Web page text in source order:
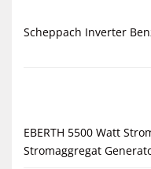
Scheppach Inverter
EBERTH 5500 Watt
Stromaggregat